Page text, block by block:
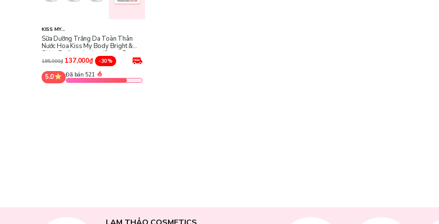
KISS MY...
Sữa Dưỡng Trắng Da Toàn Thân
Nước Hoa Kiss My Body Bright &
Shine Perfume Lotion (Sweet Party
Collection)
195,000₫ 137,000₫ -30%
5.0 Đã bán 521